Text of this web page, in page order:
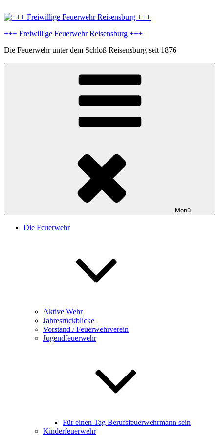
Inhalt
+++ Freiwillige Feuerwehr Reisensburg +++
Die Feuerwehr unter dem Schloß Reisensburg seit 1876
Menü
Die Feuerwehr
Aktive Wehr
Jahresrückblicke
Vorstand / Feuerwehrverein
Jugendfeuerwehr
Für einen Tag Berufsfeuerwehrmann sein
Kinderfeuerwehr